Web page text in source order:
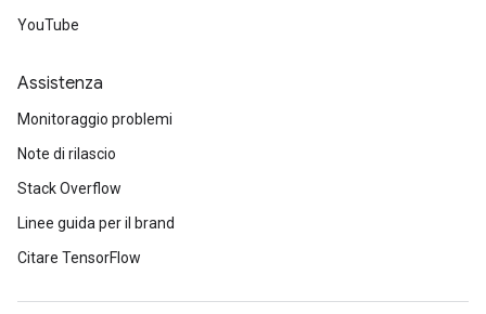
YouTube
Assistenza
Monitoraggio problemi
Note di rilascio
Stack Overflow
Linee guida per il brand
Citare TensorFlow